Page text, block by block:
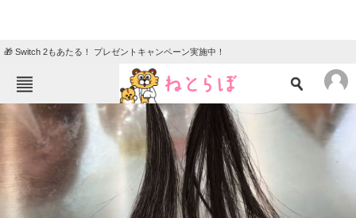
🎁 Switch 2もあたる！ プレゼントキャンペーン実施中！
ねとらぼメニュー
ニュース
エンタメ クイズ
グルメ 地域